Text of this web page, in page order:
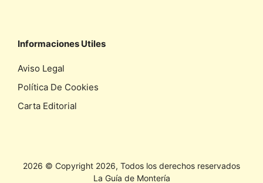
Informaciones Utiles
Aviso Legal
Política De Cookies
Carta Editorial
2026 © Copyright 2026, Todos los derechos reservados
La Guía de Montería